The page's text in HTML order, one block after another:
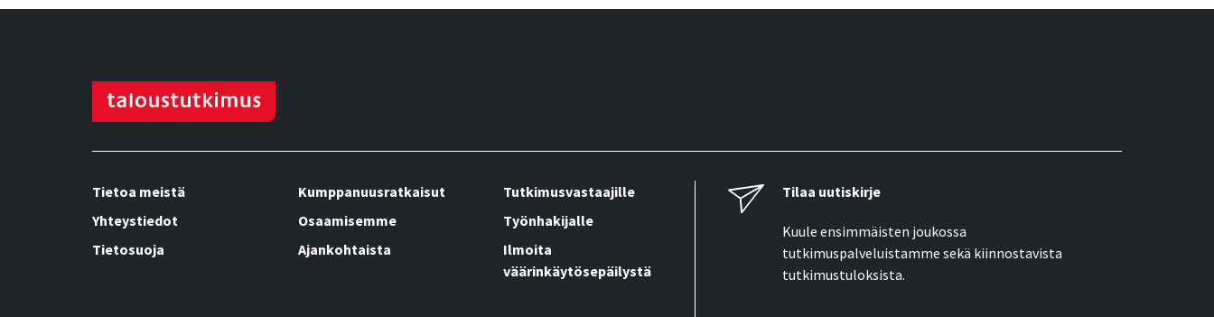
Tietoa meistä Kumppanuusratkaisut
Tutkimusvastaajille
Yhteystiedot
Osaamisemme
Työnhakijalle
Tietosuoja
Ajankohtaista
Ilmoita
väärinkäytösepäilystä
Tilaa uutiskirje
Kuule ensimmäisten joukossa
tutkimuspalveluistamme sekä kiinnostavista
tutkimustuloksista.